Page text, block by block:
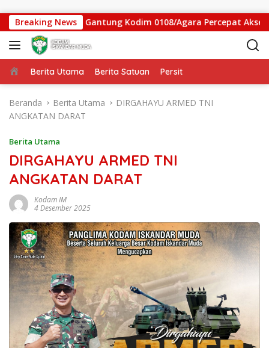
Breaking News
Jembatan Gantung Kodim 0108/Agara Percepat Akses
Beranda
Berita Utama Berita Satuan Persit
Beranda Berita Utama
DIRGAHAYU ARMED TNI
ANGKATAN DARAT
Berita Utama
DIRGAHAYU ARMED TNI
ANGKATAN DARAT
Kodam IM
4 Desember 2025